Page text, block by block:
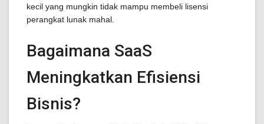
kecil yang mungkin tidak mampu membeli lisensi
perangkat lunak mahal.
Bagaimana SaaS
Meningkatkan Efisiensi
Bisnis?